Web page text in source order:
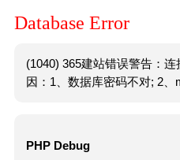
Database Error
(1040) 365建站错误警告：
因：1、数据库密码不对; 2、
PHP Debug